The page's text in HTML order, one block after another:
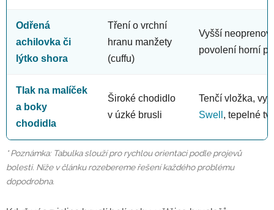
Odřená
achilovka či
lýtko shora
Tření o vrchní
hranu manžety
(cuffu)
Vyšší
povolení horní
Tlak na malíček
a boky
chodidla
Široké chodidlo
v úzké brusli
Tenčí vložka,
Swell , tepelné
* Poznámka: Tabulka slouží pro rychlou orientaci podle projevů
bolesti. Níže v článku rozebereme řešení každého problému
dopodrobna.